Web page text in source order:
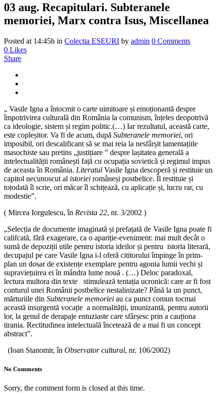
03 aug. Recapitulari. Subteranele
memoriei, Marx contra Isus, Miscellanea
Posted at 14:45h in Colectia ESEURI by admin 0 Comments
0 Likes
Share
„ Vasile Igna a întocmit o carte uimitoare și emoționantă despre
împotrivirea culturală din România la comunism, înțeles deopotrivă
ca ideologie, sistem și regim politic.(…) Iar rezultatul, această carte,
este copleșitor. Va fi de acum, după Subteranele memoriei, ori
imposibil, ori descalificant să se mai reia la nesfârșit lamentațiile
masochiste sau pretins „justițiare ” despre lașitatea generală a
intelectualității românești față cu ocupația sovietică și regimul impus
de aceasta în România. Literatul Vasile Igna descoperă și restituie un
capitol necunoscut al istoriei româneși postbelice. Îl restituie și
totodată îl scrie, ori măcar îl schițează, cu aplicație și, lucru rar, cu
modestie”.
( Mircea Iorgulescu, în Revista 22, nr. 3/2002 )
„Selecția de documente imaginată și prefațată de Vasile Igna poate fi
califcată, fără exagerare, ca o apariție-eveniment: mai mult decât o
sumă de depoziții utile pentru istoria ideilor și pentru istoria literară,
decupajul pe care Vasile Igna i-l oferă cititorului împinge în prim-
plan un dosar de existențe exemplare pentru agonia lumii vechi și
supraviețuirea ei în mândra lume nouă . (…) Deloc paradoxal,
lectura multora din texte stimulează tentația ucronică: care ar fi fost
conturul unei Românii postbelice nestalinizate? Până la un punct,
mărturiile din Subteranele memoriei au ca punct comun tocmai
această insurgentă vocație a normalității, imunizantă, pentru autorii
lor, la genul de derapaje entuziaste care sfârșesc prin a cauționa
tirania. Rectitudinea intelectuală încetează de a mai fi un concept
abstract”.
(Ioan Stanomir, în Observator cultural, nr. 106/2002)
No Comments
Sorry, the comment form is closed at this time.